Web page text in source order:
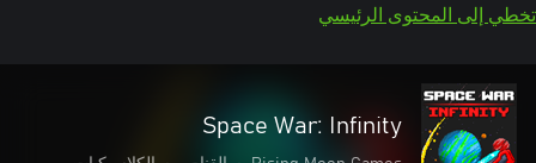
تخطي إلى المحتوى الرئيسي
Space War: Infinity